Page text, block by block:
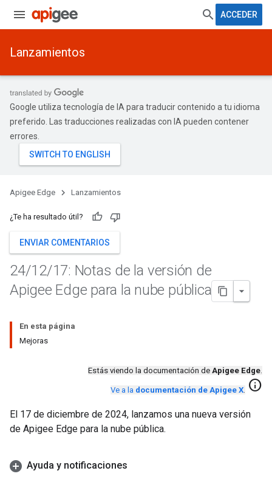
ACCEDER
Lanzamientos
Google utiliza tecnología de IA para traducir contenido a tu idioma
preferido. Las traducciones realizadas con IA pueden contener
errores.
Apigee Edge Lanzamientos
¿Te ha resultado útil?
ENVIAR COMENTARIOS
24/12/17: Notas de la versión de
Apigee Edge para la nube pública
En esta página
Mejoras
Estás viendo la documentación de Apigee Edge.
Ve a la documentación de Apigee X. info
El 17 de diciembre de 2024, lanzamos una nueva versión
de Apigee Edge para la nube pública.
Ayuda y notificaciones